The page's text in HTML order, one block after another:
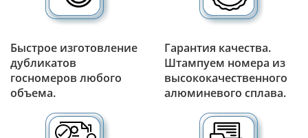
Быстрое изготовление
дубликатов
госномеров любого
объема.
Гарантия качества.
Штампуем номера из
высококачественного
алюминевого сплава.